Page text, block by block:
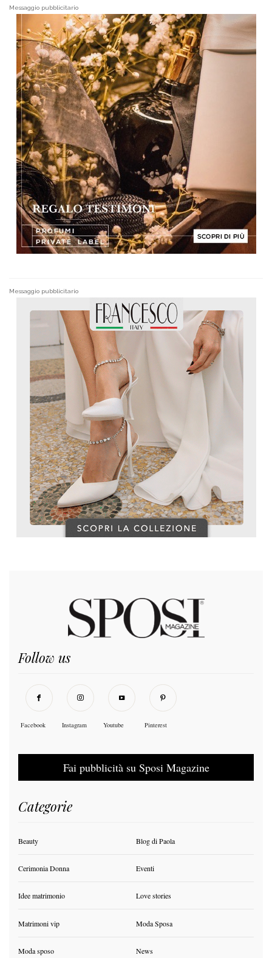
Messaggio pubblicitario
Messaggio pubblicitario
Follow us
Facebook Instagram Youtube Pinterest
Fai pubblicità su Sposi Magazine
Categorie
Beauty Blog di Paola
Cerimonia Donna Eventi
Idee matrimonio Love stories
Matrimoni vip Moda Sposa
Moda sposo News